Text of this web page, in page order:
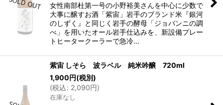
女性南部杜第一号の小野裕美さんを中心に少数で
大事に醸すお酒「紫宙」岩手のブランド米『銀河
のしずく』と同じく岩手の酵母「ジョバンニの調
べ」を用いたオール岩手仕込みを、新設備プレー
トヒータークーラーで急冷…
紫宙 しそら 波ラベル 純米吟醸 720ml
1,900円(税別)
(税込: 2,090円)
在庫なし